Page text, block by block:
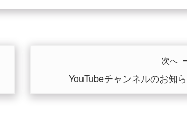
次へ
YouTubeチャンネルのお知